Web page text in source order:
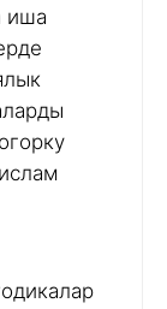
иша